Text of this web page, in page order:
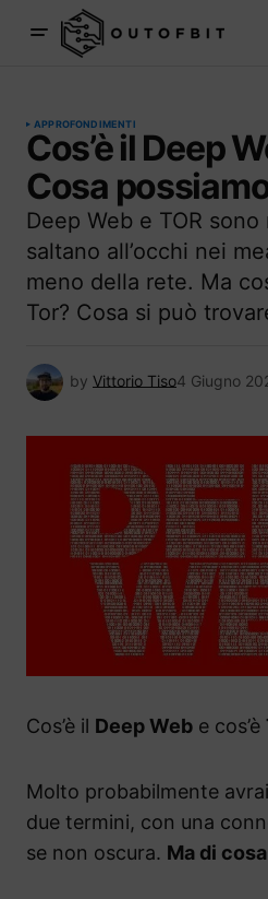
APPROFONDIMENTI
Cos’è il Deep
Cosa
Deep Web e TOR
saltano all’occhi nei
meno della rete. Ma
Tor? Cosa si può
by Vittorio Tiso4 Giugno
Cos’è il Deep Web e cos’è
Molto probabilmente
due termini, con una
se non oscura. Ma di